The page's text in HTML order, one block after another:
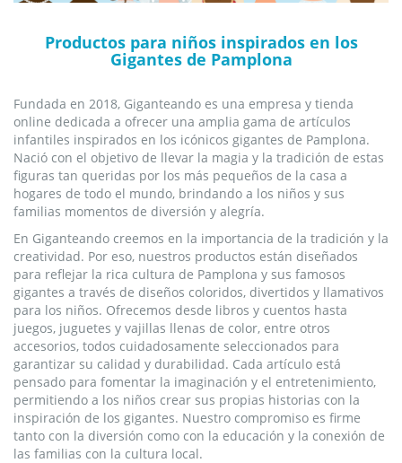
Productos para niños inspirados en los
Gigantes de Pamplona
Fundada en 2018, Giganteando es una empresa y tienda
online dedicada a ofrecer una amplia gama de artículos
infantiles inspirados en los icónicos gigantes de Pamplona.
Nació con el objetivo de llevar la magia y la tradición de estas
figuras tan queridas por los más pequeños de la casa a
hogares de todo el mundo, brindando a los niños y sus
familias momentos de diversión y alegría.
En Giganteando creemos en la importancia de la tradición y la
creatividad. Por eso, nuestros productos están diseñados
para reflejar la rica cultura de Pamplona y sus famosos
gigantes a través de diseños coloridos, divertidos y llamativos
para los niños. Ofrecemos desde libros y cuentos hasta
juegos, juguetes y vajillas llenas de color, entre otros
accesorios, todos cuidadosamente seleccionados para
garantizar su calidad y durabilidad. Cada artículo está
pensado para fomentar la imaginación y el entretenimiento,
permitiendo a los niños crear sus propias historias con la
inspiración de los gigantes. Nuestro compromiso es firme
tanto con la diversión como con la educación y la conexión de
las familias con la cultura local.